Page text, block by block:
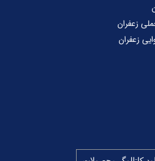
زعفران
زعفران